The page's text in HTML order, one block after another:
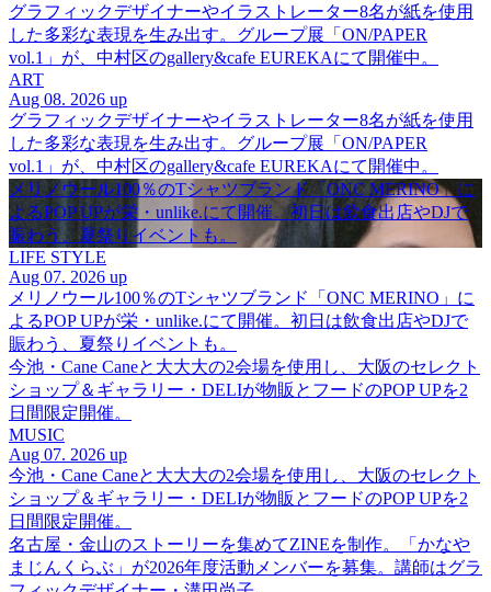
グラフィックデザイナーやイラストレーター8名が紙を使用
した多彩な表現を生み出す。グループ展「ON/PAPER
vol.1」が、中村区のgallery&cafe EUREKAにて開催中。
ART
Aug 08. 2026 up
グラフィックデザイナーやイラストレーター8名が紙を使用
した多彩な表現を生み出す。グループ展「ON/PAPER
vol.1」が、中村区のgallery&cafe EUREKAにて開催中。
メリノウール100％のTシャツブランド「ONC MERINO」に
よるPOP UPが栄・unlike.にて開催。初日は飲食出店やDJで
賑わう、夏祭りイベントも。
LIFE STYLE
Aug 07. 2026 up
メリノウール100％のTシャツブランド「ONC MERINO」に
よるPOP UPが栄・unlike.にて開催。初日は飲食出店やDJで
賑わう、夏祭りイベントも。
今池・Cane Caneと大大大の2会場を使用し、大阪のセレクト
ショップ＆ギャラリー・DELIが物販とフードのPOP UPを2
日間限定開催。
MUSIC
Aug 07. 2026 up
今池・Cane Caneと大大大の2会場を使用し、大阪のセレクト
ショップ＆ギャラリー・DELIが物販とフードのPOP UPを2
日間限定開催。
名古屋・金山のストーリーを集めてZINEを制作。「かなや
まじんくらぶ」が2026年度活動メンバーを募集。講師はグラ